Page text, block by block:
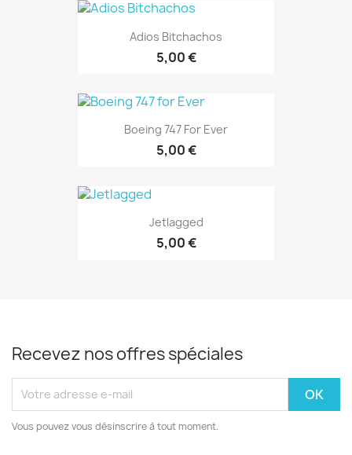
Adios Bitchachos
5,00 €
Boeing 747 For Ever
5,00 €
Jetlagged
5,00 €
Recevez nos offres spéciales
Vous pouvez vous désinscrire à tout moment.